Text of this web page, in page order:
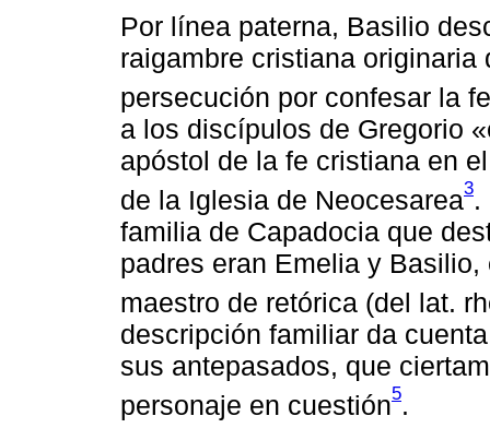
Por línea paterna, Basilio
raigambre cristiana
persecución por confesar la fe
a los discípulos de Gregorio
apóstol de la fe cristiana en
de la Iglesia de Neocesarea3.
familia de Capadocia que
padres eran Emelia y
maestro de retórica (del lat.
descripción familiar da
sus antepasados, que
personaje en cuestión5.